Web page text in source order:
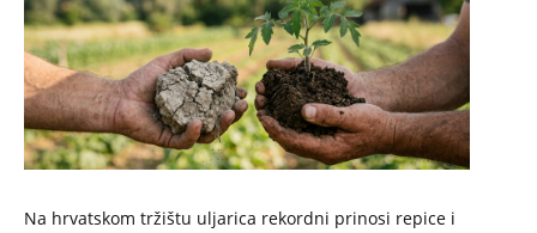
Na hrvatskom tržištu uljarica rekordni prinosi repice i